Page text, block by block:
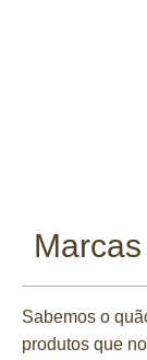
Sabemos o
produtos que